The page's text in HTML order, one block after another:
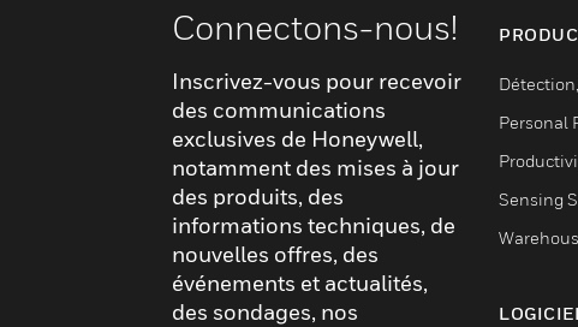
Connectons-nous!
Inscrivez-vous pour recevoir
des communications
exclusives de Honeywell,
notamment des mises à jour
des produits, des
informations techniques, de
nouvelles offres, des
événements et actualités,
des sondages, nos
Personal
Sensing